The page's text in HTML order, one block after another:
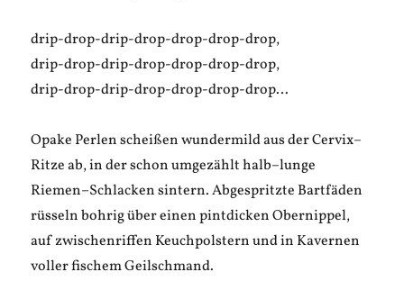
drip-drop-drip-drop-drop-drop-drop,
drip-drop-drip-drop-drop-drop-drop,
drip-drop-drip-drop-drop-drop-drop…
Opake Perlen scheißen wundermild aus der Cervix–
Ritze ab, in der schon umgezählt halb–lunge
Riemen–Schlacken sintern. Abgespritzte Bartfäden
rüsseln bohrig über einen pintdicken Obernippel,
auf zwischenriffen Keuchpolstern und in Kavernen
voller fischem Geilschmand.